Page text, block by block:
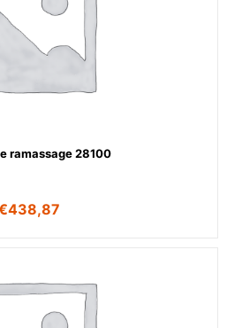
ramassage 28100
438,87